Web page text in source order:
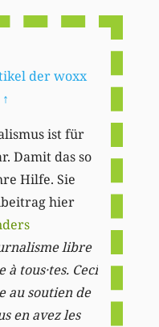
der woxx
↑
ist für
Damit das so
Hilfe. Sie
hier
libre
à tous·tes. Ceci
au soutien de
en avez les